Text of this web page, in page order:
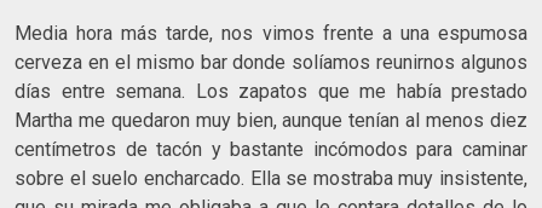
Media hora más tarde, nos vimos frente a una espumosa
cerve­za en el mismo bar donde solíamos reunirnos algunos
días entre semana. Los zapatos que me había prestado
Martha me quedaron muy bien, aunque tenían al menos diez
centímetros de tacón y bastante incómodos para caminar
sobre el suelo encharcado. Ella se mostraba muy insistente,